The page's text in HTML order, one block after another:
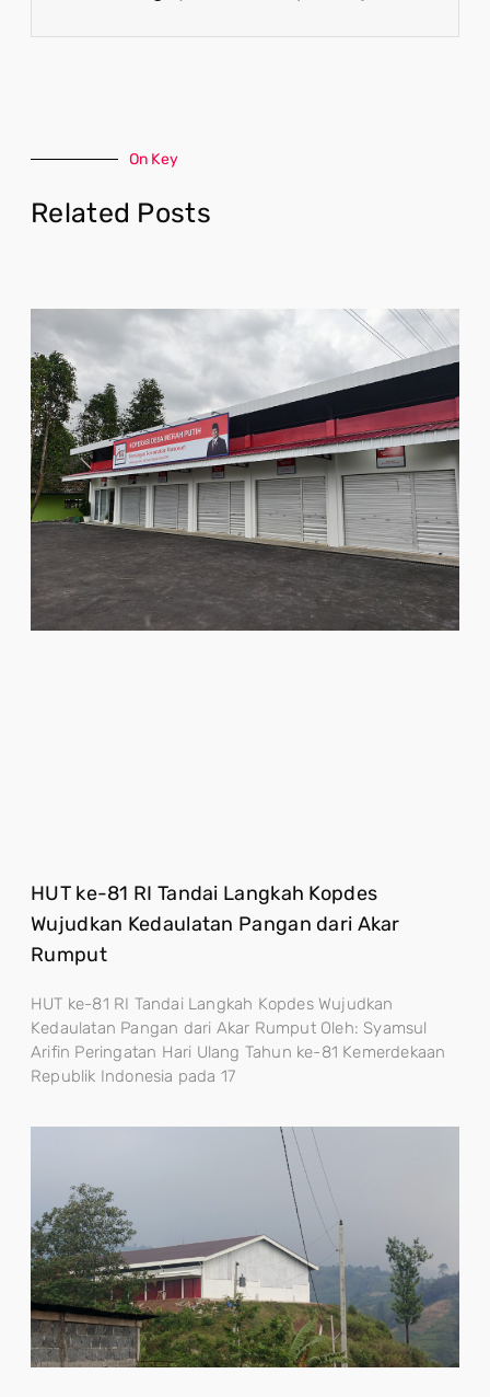
On Key
Related Posts
HUT ke-81 RI Tandai Langkah Kopdes
Wujudkan Kedaulatan Pangan dari Akar
Rumput
HUT ke-81 RI Tandai Langkah Kopdes Wujudkan
Kedaulatan Pangan dari Akar Rumput Oleh: Syamsul
Arifin Peringatan Hari Ulang Tahun ke-81 Kemerdekaan
Republik Indonesia pada 17